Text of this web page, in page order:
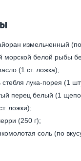
измельченный (по
белой рыбы
(1 ст. ложка);
стебля лука-порея (1
перец белый (1
ложки);
(250 г);
соль (по